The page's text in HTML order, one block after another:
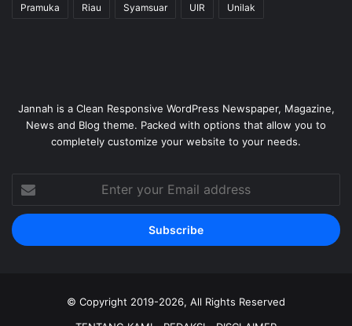
Pramuka Riau Syamsuar UIR Unilak
Jannah is a Clean Responsive WordPress Newspaper, Magazine,
News and Blog theme. Packed with options that allow you to
completely customize your website to your needs.
your
Email
address
© Copyright 2019-2026, All Rights Reserved